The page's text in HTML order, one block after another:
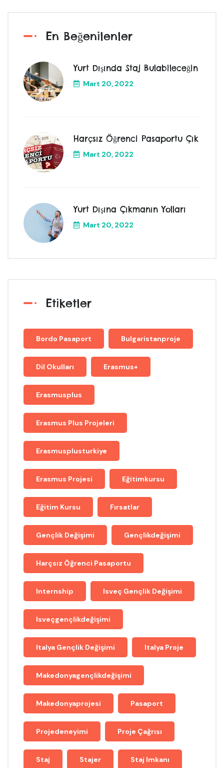
En Beğenilenler
Yurt Dışında Staj Bulabileceğin
Mart 20, 2022
Harçsız Öğrenci Pasaportu Çık
Mart 20, 2022
Yurt Dışına Çıkmanın Yolları
Mart 20, 2022
Etiketler
Bordo Pasaport Bulgaristanproje
Dil Okulları Erasmus+
Erasmusplus
Erasmus Plus Projeleri
Erasmusplusturkiye
Erasmus Projesi Eğitimkursu
Eğitim Kursu Fırsatlar
Gençlik Değişimi Gençlikdeğişimi
Harçsız Öğrenci Pasaportu
Internship Isveç Gençlik Değişimi
Isveçgençlikdeğişimi
Italya Gençlik Değişimi Italya Proje
Makedonyagençlikdeğişimi
Makedonyaprojesi Pasaport
Projedeneyimi Proje Çağrısı
Staj Stajer Staj Imkanı